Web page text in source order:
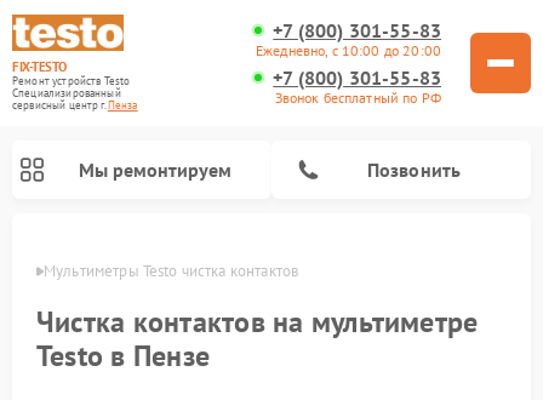
FIX-TESTO
Ремонт устройств Testo
Специализированный
cервисный центр г.Пенза
+7 (800) 301-55-83
Ежедневно, с 10:00 до 20:00
+7 (800) 301-55-83
Звонок бесплатный по РФ
Мы ремонтируем Позвонить
Мультиметры Testo чистка контактов
Чистка контактов на мультиметре
Testo в Пензе